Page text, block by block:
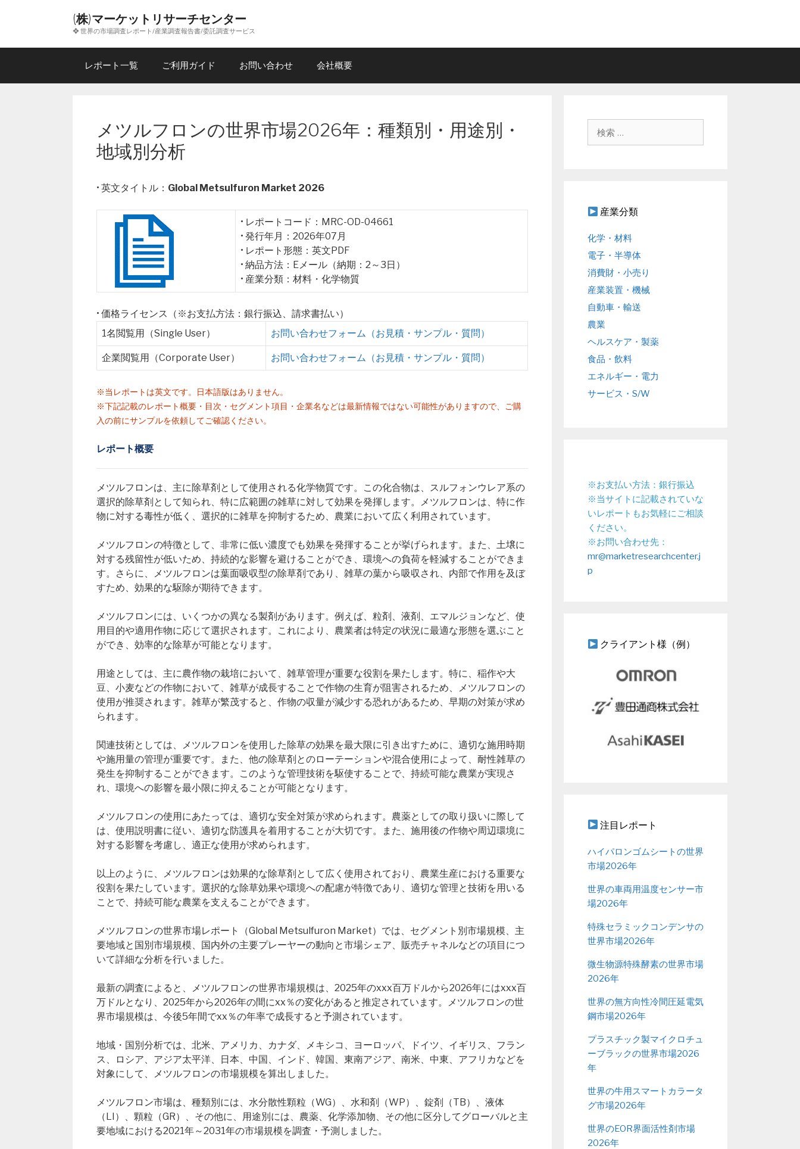
ン
(株)マーケットリサーチセンター
❖ 世界の市場調査レポート/産業調査報告書/委託調査サービス
レポート一覧 ご利用ガイド お問い合わせ 会社概要
メツルフロンの世界市場2026年：種類別・用途別・
地域別分析
• 英文タイトル： Global Metsulfuron Market 2026
• レポートコード：MRC-OD-04661
• 発行年月：2026年07月
• レポート形態：英文PDF
• 納品方法：Eメール（納期：2～3日）
• 産業分類：材料・化学物質
• 価格ライセンス（※お支払方法：銀行振込、請求書払い）
1名閲覧用（Single User）
お問い合わせフォーム（お見積・サンプル・質問）
企業閲覧用（Corporate User） お問い合わせフォーム（お見積・サンプル・質問）
※当レポートは英文です。日本語版はありません。
※下記記載のレポート概要・目次・セグメント項目・企業名などは最新情報ではない可能性がありますので、ご購
入の前にサンプルを依頼してご確認ください。
レポート概要
メツルフロンは、主に除草剤として使用される化学物質です。この化合物は、スルフォンウレア系の
選択的除草剤として知られ、特に広範囲の雑草に対して効果を発揮します。メツルフロンは、特に作
物に対する毒性が低く、選択的に雑草を抑制するため、農業において広く利用されています。
メツルフロンの特徴として、非常に低い濃度でも効果を発揮することが挙げられます。また、土壌に
対する残留性が低いため、持続的な影響を避けることができ、環境への負荷を軽減することができま
す。さらに、メツルフロンは葉面吸収型の除草剤であり、雑草の葉から吸収され、内部で作用を及ぼ
すため、効果的な駆除が期待できます。
メツルフロンには、いくつかの異なる製剤があります。例えば、粒剤、液剤、エマルジョンなど、使
用目的や適用作物に応じて選択されます。これにより、農業者は特定の状況に最適な形態を選ぶこと
ができ、効率的な除草が可能となります。
用途としては、主に農作物の栽培において、雑草管理が重要な役割を果たします。特に、稲作や大
豆、小麦などの作物において、雑草が成長することで作物の生育が阻害されるため、メツルフロンの
使用が推奨されます。雑草が繁茂すると、作物の収量が減少する恐れがあるため、早期の対策が求め
られます。
関連技術としては、メツルフロンを使用した除草の効果を最大限に引き出すために、適切な施用時期
や施用量の管理が重要です。また、他の除草剤とのローテーションや混合使用によって、耐性雑草の
発生を抑制することができます。このような管理技術を駆使することで、持続可能な農業が実現さ
れ、環境への影響を最小限に抑えることが可能となります。
メツルフロンの使用にあたっては、適切な安全対策が求められます。農薬としての取り扱いに際して
は、使用説明書に従い、適切な防護具を着用することが大切です。また、施用後の作物や周辺環境に
対する影響を考慮し、適正な使用が求められます。
以上のように、メツルフロンは効果的な除草剤として広く使用されており、農業生産における重要な
役割を果たしています。選択的な除草効果や環境への配慮が特徴であり、適切な管理と技術を用いる
ことで、持続可能な農業を支えることができます。
メツルフロンの世界市場レポート（Global Metsulfuron Market）では、セグメント別市場規模、主
要地域と国別市場規模、国内外の主要プレーヤーの動向と市場シェア、販売チャネルなどの項目につ
いて詳細な分析を行いました。
最新の調査によると、メツルフロンの世界市場規模は、2025年のxxx百万ドルから2026年にはxxx百
万ドルとなり、2025年から2026年の間にxx％の変化があると推定されています。メツルフロンの世
界市場規模は、今後5年間でxx％の年率で成長すると予測されています。
地域・国別分析では、北米、アメリカ、カナダ、メキシコ、ヨーロッパ、ドイツ、イギリス、フラン
ス、ロシア、アジア太平洋、日本、中国、インド、韓国、東南アジア、南米、中東、アフリカなどを
対象にして、メツルフロンの市場規模を算出しました。
メツルフロン市場は、種類別には、水分散性顆粒（WG）、水和剤（WP）、錠剤（TB）、液体
（LI）、顆粒（GR）、その他に、用途別には、農薬、化学添加物、その他に区分してグローバルと主
要地域における2021年～2031年の市場規模を調査・予測しました。
産業分類
化学・材料
電子・半導体
消費財・小売り
産業装置・機械
自動車・輸送
農業
ヘルスケア・製薬
食品・飲料
エネルギー・電力
サービス・S/W
※お支払い方法：銀行振込
※当サイトに記載されていな
いレポートもお気軽にご相談
ください。
※お問い合わせ先：
mr@marketresearchcenter.j
p
クライアント様（例）
注目レポート
ハイパロンゴムシートの世界
市場2026年
世界の車両用温度センサー市
場2026年
特殊セラミックコンデンサの
世界市場2026年
微生物源特殊酵素の世界市場
2026年
世界の無方向性冷間圧延電気
鋼市場2026年
プラスチック製マイクロチュ
ーブラックの世界市場2026
年
世界の牛用スマートカラータ
グ市場2026年
世界のEOR界面活性剤市場
2026年